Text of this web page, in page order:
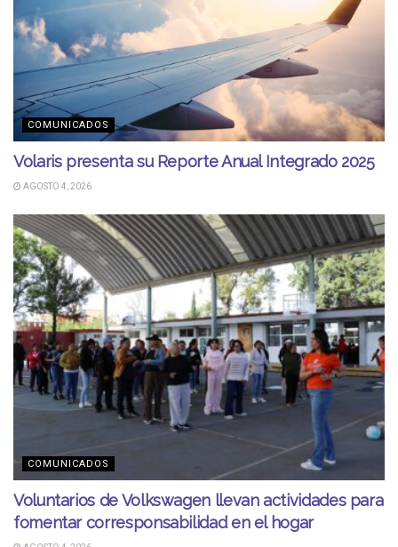
COMUNICADOS
Volaris presenta su Reporte Anual Integrado 2025
AGOSTO 4, 2026
COMUNICADOS
Voluntarios de Volkswagen llevan actividades para
fomentar corresponsabilidad en el hogar